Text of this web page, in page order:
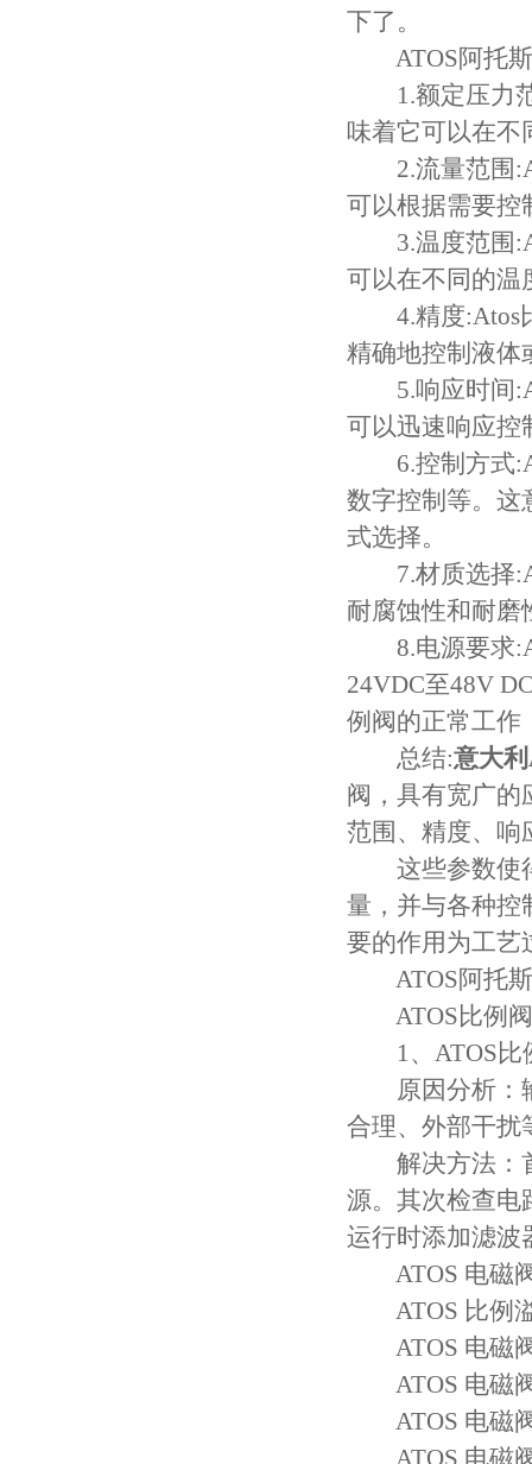
下了。
ATOS阿托斯
1.额定压力范
味着它可以在不
2.流量范围
可以根据需要控
3.温度范围
可以在不同的温
4.精度:Atos比
精确地控制液体
5.响应时间
可以迅速响应控
6.控制方式
数字控制等。这
式选择。
7.材质选择
耐腐蚀性和耐磨
8.电源要求
24VDC至48V
例阀的正常工作
总结:意大
阀，具有宽广的
范围、精度、响
这些参数使得
量，并与各种控
要的作用为工艺
ATOS阿托斯
ATOS比例阀
1、ATOS比
原因分析：输
合理、外部干扰
解决方法：首
源。其次检查电
运行时添加滤波
ATOS 电磁阀
ATOS 比例溢
ATOS 电磁
ATOS 电磁阀
ATOS 电磁阀
ATOS 电磁阀